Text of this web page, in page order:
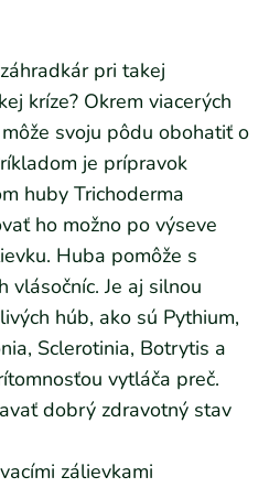
pri takej
kríze? Okrem viacerých
svoju pôdu obohatiť o
je prípravok
huby Trichoderma
ho možno po výseve
Huba pomôže s
vlásočníc. Je aj silnou
húb, ako sú Pythium,
Sclerotinia, Botrytis a
vytláča preč.
dobrý zdravotný stav
zálievkami